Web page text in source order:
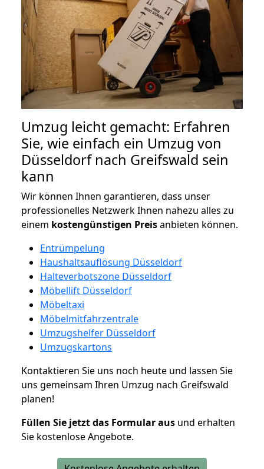
Umzug leicht gemacht: Erfahren
Sie, wie einfach ein Umzug von
Düsseldorf nach Greifswald sein
kann
Wir können Ihnen garantieren, dass unser
professionelles Netzwerk Ihnen nahezu alles zu
einem kostengünstigen Preisanbieten können.
Entrümpelung
Haushaltsauflösung Düsseldorf
Halteverbotszone Düsseldorf
Möbellift Düsseldorf
Möbeltaxi
Möbelmitfahrzentrale
Umzugshelfer Düsseldorf
Umzugskartons
Kontaktieren Sie uns noch heute und lassen Sie
uns gemeinsam Ihren Umzug nach Greifswald
planen!
Füllen Sie jetzt das Formular aus und erhalten
Sie kostenlose Angebote.